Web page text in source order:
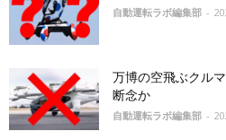
自動運転ラボ編集部 -
万博の空飛ぶクル
断念か
自動運転ラボ編集部 -